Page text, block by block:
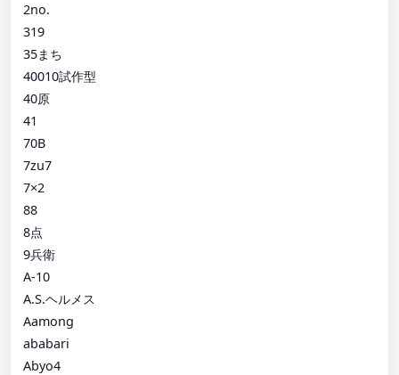
2no.
319
35まち
40010試作型
40原
41
70B
7zu7
7×2
88
8点
9兵衛
A-10
A.S.ヘルメス
Aamong
ababari
Abyo4